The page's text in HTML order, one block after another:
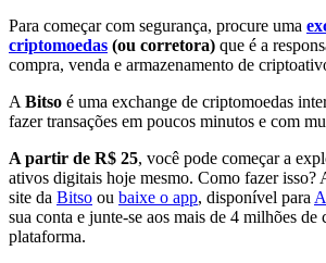
Para começar com segurança, procure uma
criptomoedas (ou corretora) que é a
compra, venda e armazenamento de
A Bitso é uma exchange de criptomoedas
fazer transações em poucos minutos e com
A partir de R$ 25, você pode começar a
ativos digitais hoje mesmo. Como fazer isso?
site da Bitso ou baixe o app, disponível para
sua conta e junte-se aos mais de 4 milhões de
plataforma.